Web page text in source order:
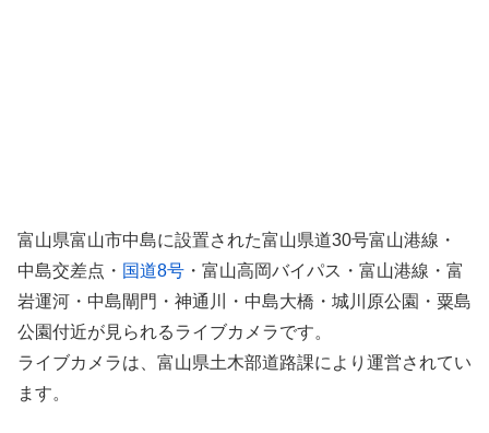
富山県富山市中島に設置された富山県道30号富山港線・
中島交差点・ 国道8号 ・富山高岡バイパス・富山港線・富
岩運河・中島閘門・神通川・中島大橋・城川原公園・粟島
公園付近が見られるライブカメラです。
ライブカメラは、富山県土木部道路課により運営されてい
ます。